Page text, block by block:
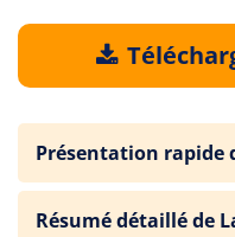
Présentation rapide
Résumé détaillé de